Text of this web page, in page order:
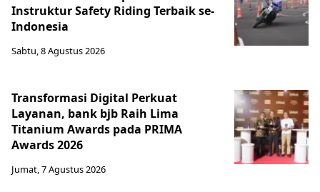
Instruktur Safety Riding Terbaik se-
Indonesia
Sabtu, 8 Agustus 2026
Transformasi Digital Perkuat
Layanan, bank bjb Raih Lima
Titanium Awards pada PRIMA
Awards 2026
Jumat, 7 Agustus 2026